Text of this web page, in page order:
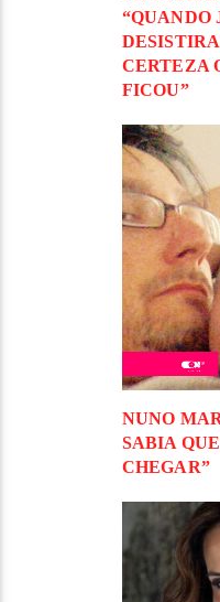
“QUANDO
CERTEZA
FICOU”
NUNO
SABIA
CHEGAR”